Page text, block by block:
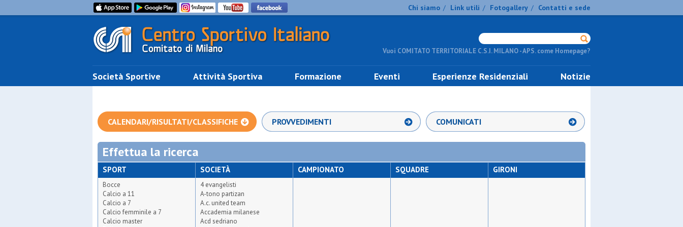
Chi siamo / Link utili / Fotogallery / Contatti e sede
Vuoi COMITATO TERRITORIALE C.S.I. MILANO - APS. come Homepage?
Società Sportive Attività Sportiva Formazione Eventi Esperienze Residenziali Notizie
CALENDARI/RISULTATI/CLASSIFICHE PROVVEDIMENTI COMUNICATI
Effettua la ricerca
SPORT
Bocce
Calcio a 11
Calcio a 7
Calcio femminile a 7
Calcio master
SOCIETÀ
4 evangelisti
A-tono partizan
A.c. united team
Accademia milanese
Acd sedriano
CAMPIONATO SQUADRE GIRONI